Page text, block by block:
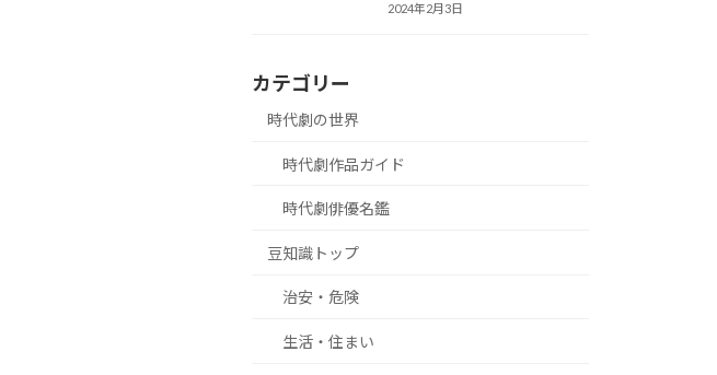
2024年2月3日
カテゴリー
時代劇の世界
時代劇作品ガイド
時代劇俳優名鑑
豆知識トップ
治安・危険
生活・住まい